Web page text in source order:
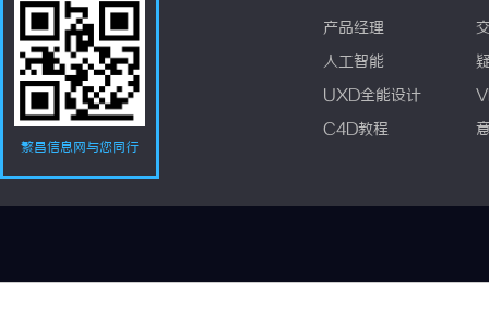
繁昌信息网与您同行
产品经理
人工智能
UXD全能设计
C4D教程